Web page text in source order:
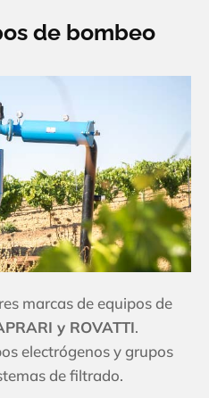
de bombeo
marcas de equipos de
y ROVATTI.
electrógenos y grupos
de filtrado.